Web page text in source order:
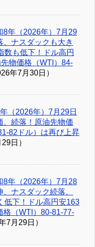
8年（2026年）7月29
、ナスダックも大き
数も低下！ドル高円
物価格（WTI）84-
年7月30日）
（2026年）7月29日
、続落！原油先物価
82ドル）は再び上昇
日）
8年（2026年）7月28
ナスダック続落、
低下！ドル高円安163
格（WTI）80-81-77-
7月29日）